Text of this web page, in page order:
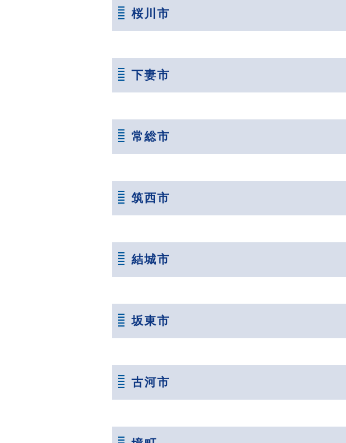
桜川市
下妻市
常総市
筑西市
結城市
坂東市
古河市